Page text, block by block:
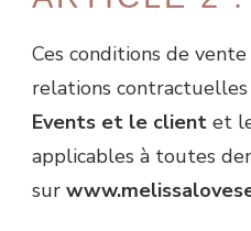
Ces conditions de
relations
Events et le client et
applicables à toutes
sur